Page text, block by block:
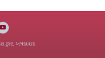
Youtube
ટ્રસ્ટ, અમદાવાદ